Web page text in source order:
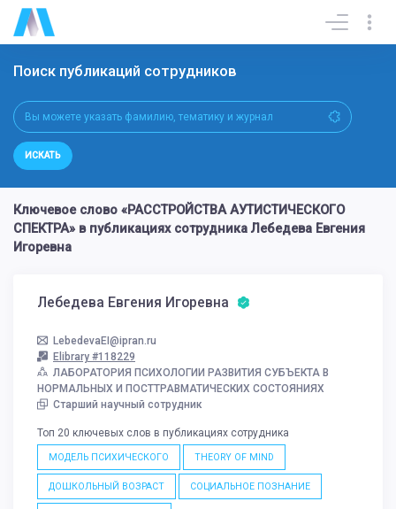
Поиск публикаций сотрудников
ИСКАТЬ
Ключевое слово «РАССТРОЙСТВА АУТИСТИЧЕСКОГО
СПЕКТРА» в публикациях сотрудника Лебедева Евгения
Игоревна
Лебедева Евгения Игоревна
LebedevaEI@ipran.ru
Elibrary #118229
ЛАБОРАТОРИЯ ПСИХОЛОГИИ РАЗВИТИЯ СУБЪЕКТА В
НОРМАЛЬНЫХ И ПОСТТРАВМАТИЧЕСКИХ СОСТОЯНИЯХ
Старший научный сотрудник
Топ 20 ключевых слов в публикациях сотрудника
МОДЕЛЬ ПСИХИЧЕСКОГО THEORY OF MIND
ДОШКОЛЬНЫЙ ВОЗРАСТ СОЦИАЛЬНОЕ ПОЗНАНИЕ